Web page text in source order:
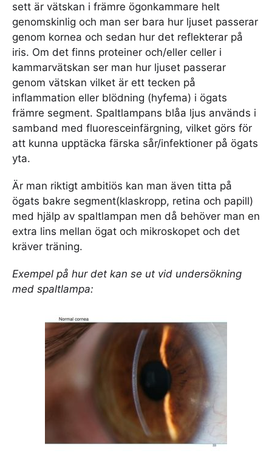
sett är vätskan i främre ögonkammare helt
genomskinlig och man ser bara hur ljuset passerar
genom kornea och sedan hur det reflekterar på
iris. Om det finns proteiner och/eller celler i
kammarvätskan ser man hur ljuset passerar
genom vätskan vilket är ett tecken på
inflammation eller blödning (hyfema) i ögats
främre segment. Spaltlampans blåa ljus används i
samband med fluoresceinfärgning, vilket görs för
att kunna upptäcka färska sår/infektioner på ögats
yta.
Är man riktigt ambitiös kan man även titta på
ögats bakre segment(klaskropp, retina och papill)
med hjälp av spaltlampan men då behöver man en
extra lins mellan ögat och mikroskopet och det
kräver träning.
Exempel på hur det kan se ut vid undersökning
med spaltlampa: